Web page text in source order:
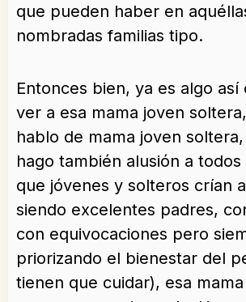
que pueden haber en
nombradas familias tipo.
Entonces bien, ya es algo
ver a esa mama joven
hablo de mama joven
hago también alusión a todos
que jóvenes y solteros crían
siendo excelentes padres,
con equivocaciones pero
priorizando el bienestar del
tienen que cuidar), esa